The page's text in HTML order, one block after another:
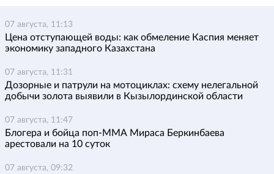
07 августа, 11:13
Цена отступающей воды: как обмеление Каспия меняет
экономику западного Казахстана
07 августа, 11:31
Дозорные и патрули на мотоциклах: схему нелегальной
добычи золота выявили в Кызылординской области
07 августа, 11:47
Блогера и бойца поп-ММА Мираса Беркинбаева
арестовали на 10 суток
07 августа, 09:32